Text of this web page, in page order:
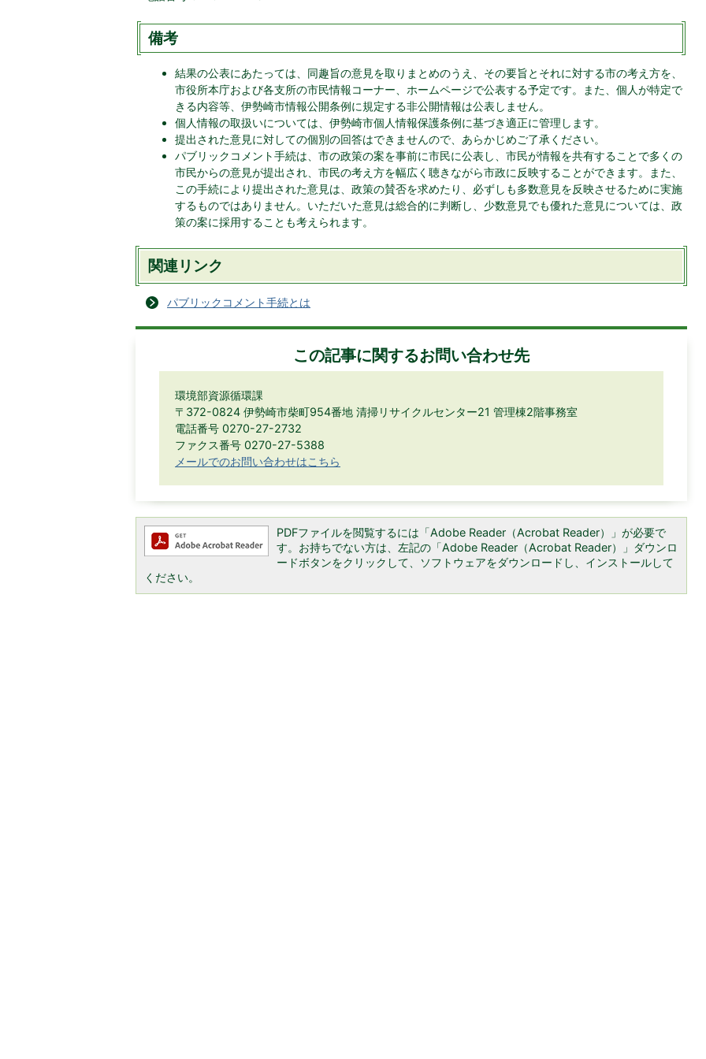
備考
結果の公表にあたっては、同趣旨の意見を取りまとめのうえ、その要旨とそれに対する市の考え方を、
市役所本庁および各支所の市民情報コーナー、ホームページで公表する予定です。また、個人が特定で
きる内容等、伊勢崎市情報公開条例に規定する非公開情報は公表しません。
個人情報の取扱いについては、伊勢崎市個人情報保護条例に基づき適正に管理します。
提出された意見に対しての個別の回答はできませんので、あらかじめご了承ください。
パブリックコメント手続は、市の政策の案を事前に市民に公表し、市民が情報を共有することで多くの
市民からの意見が提出され、市民の考え方を幅広く聴きながら市政に反映することができます。また、
この手続により提出された意見は、政策の賛否を求めたり、必ずしも多数意見を反映させるために実施
するものではありません。いただいた意見は総合的に判断し、少数意見でも優れた意見については、政
策の案に採用することも考えられます。
関連リンク
パブリックコメント手続とは
この記事に関するお問い合わせ先
環境部資源循環課
〒372-0824 伊勢崎市柴町954番地 清掃リサイクルセンター21 管理棟2階事務室
電話番号 0270-27-2732
ファクス番号 0270-27-5388
メールでのお問い合わせはこちら
PDFファイルを閲覧するには「Adobe Reader（Acrobat Reader）」が必要で
す。お持ちでない方は、左記の「Adobe Reader（Acrobat Reader）」ダウンロ
ードボタンをクリックして、ソフトウェアをダウンロードし、インストールして
ください。